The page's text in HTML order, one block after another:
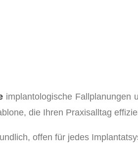
implantologische Fallplanungen
die Ihren Praxisalltag
offen für jedes